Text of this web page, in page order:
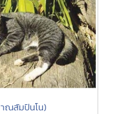
ณสัมปันโน)